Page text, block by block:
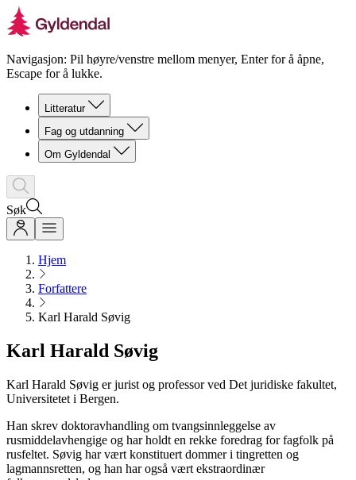
Navigasjon: Pil høyre/venstre mellom menyer, Enter for å åpne,
Escape for å lukke.
Litteratur
Fag og utdanning
Om Gyldendal
Søk
Hjem
Forfattere
Karl Harald Søvig
Karl Harald Søvig
Karl Harald Søvig er jurist og professor ved Det juridiske fakultet,
Universitetet i Bergen.
Han skrev doktoravhandling om tvangsinnleggelse av
rusmiddelavhengige og har holdt en rekke foredrag for fagfolk på
rusfeltet. Søvig har vært konstituert dommer i tingretten og
lagmannsretten, og han har også vært ekstraordinær